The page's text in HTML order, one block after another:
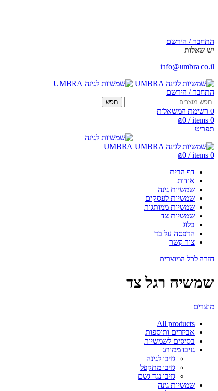
התחבר / הירשם
יש שאלות
info@umbra.co.il
התחבר / הירשם
חפש
0 רשימת המשאלות
0
items
/
₪0
תפריט
0
items
/
₪0
דף הבית
אודות
שמשיות גינה
שמשיות לעסקים
שמשיות ממותגות
שמשיות צד
בלוג
הדפסה על בד
צור קשר
חזרה לכל המוצרים
שמשיה רגל צד
מוצרים
All products
אביזרים ותוספות
בסיסים לשמשיות
גזיבו ממותג
גזיבו לגינה
גזיבו מתקפל
גזיבו נגד גשם
שמשיות גינה